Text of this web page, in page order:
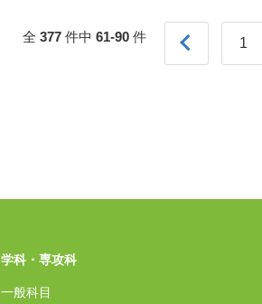
全 377 件中 61-90 件 1
学科・専攻科
一般科目